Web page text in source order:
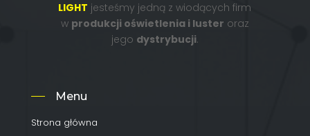
LIGHT jesteśmy jedną z wiodących firm
w produkcji oświetlenia i luster oraz
jego dystrybucji.
Menu
Strona główna